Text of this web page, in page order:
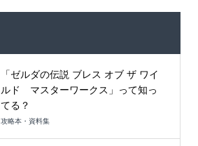
「ゼルダの伝説 ブレス オブ ザ ワイ
ルド マスターワークス」って知っ
てる？
攻略本・資料集